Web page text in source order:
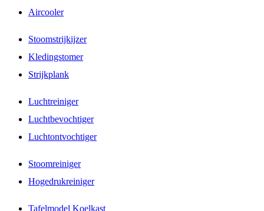
Aircooler
Stoomstrijkijzer
Kledingstomer
Strijkplank
Luchtreiniger
Luchtbevochtiger
Luchtontvochtiger
Stoomreiniger
Hogedrukreiniger
Tafelmodel Koelkast